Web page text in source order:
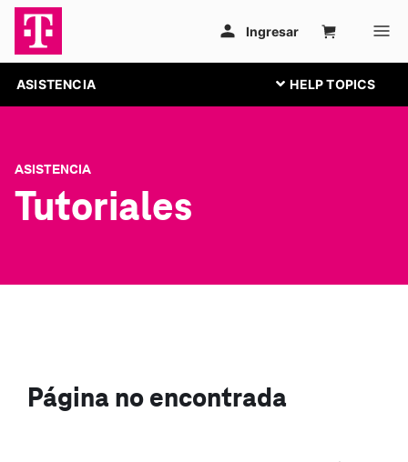
ASISTENCIA
ASISTENCIA
Tutoriales